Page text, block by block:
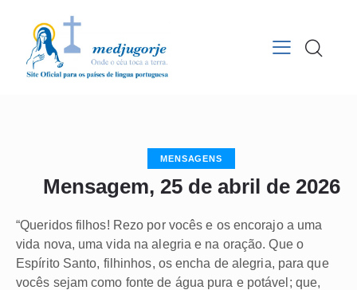
MENSAGENS
Mensagem, 25 de abril de 2026
“Queridos filhos! Rezo por vocês e os encorajo a uma
vida nova, uma vida na alegria e na oração. Que o
Espírito Santo, filhinhos, os encha de alegria, para que
vocês sejam como fonte de água pura e potável; que,